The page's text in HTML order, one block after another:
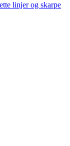
linjer og skarpe